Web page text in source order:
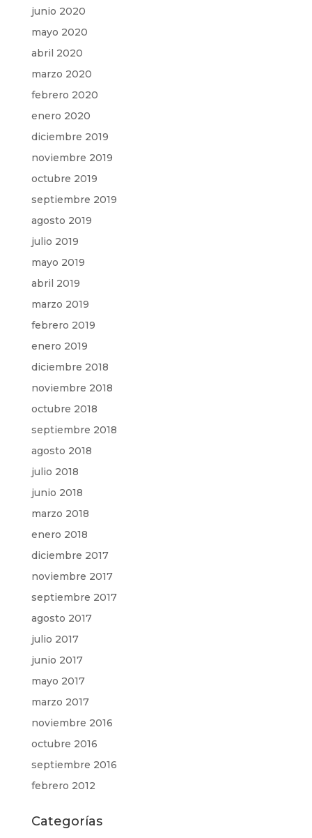
junio 2020
mayo 2020
abril 2020
marzo 2020
febrero 2020
enero 2020
diciembre 2019
noviembre 2019
octubre 2019
septiembre 2019
agosto 2019
julio 2019
mayo 2019
abril 2019
marzo 2019
febrero 2019
enero 2019
diciembre 2018
noviembre 2018
octubre 2018
septiembre 2018
agosto 2018
julio 2018
junio 2018
marzo 2018
enero 2018
diciembre 2017
noviembre 2017
septiembre 2017
agosto 2017
julio 2017
junio 2017
mayo 2017
marzo 2017
noviembre 2016
octubre 2016
septiembre 2016
febrero 2012
Categorías